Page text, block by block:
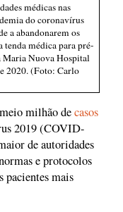
médicas nas
do coronavírus
a abandonarem os
tenda médica para pré-
Maria Nuova Hospital
2020. (Foto: Carlo
milhão decasos
2019 (COVID-
de autoridades
e protocolos
pacientes mais